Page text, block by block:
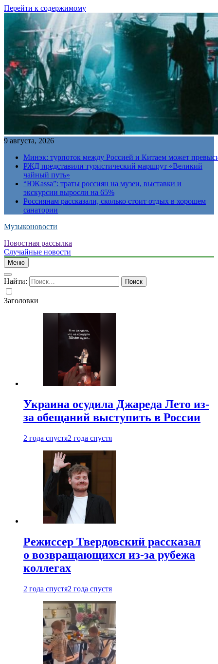
Перейти к содержимому
9 августа, 2026
Минэк: турпоток между Россией и Китаем может
РЖД представили туристический маршрут «Великий
чайный путь»
“ЮKassa”: траты россиян на музеи, выставки и
экскурсии выросли на 65%
Россиянам рассказали, сколько стоит отдых в хорошем
санатории
Музыконовости
Новостная рассылка
Случайные новости
Меню
Найти:
Заголовки
Украина осудила Джареда Лето из-
за обещаний выступить в России
2 года спустя2 года спустя
Режиссер Твердовский рассказал
о возвращающихся из-за рубежа
коллегах
2 года спустя2 года спустя